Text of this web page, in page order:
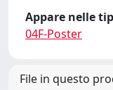
Appare nelle
04F-Poster
File in questo